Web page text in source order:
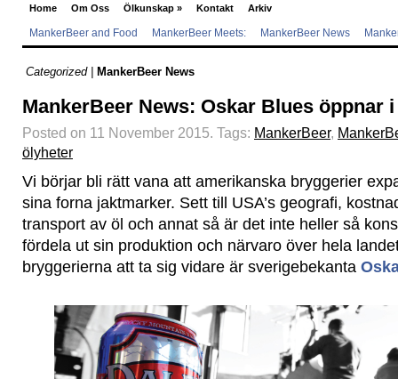
Home Om Oss Ölkunskap » Kontakt Arkiv
MankerBeer and Food MankerBeer Meets: MankerBeer News
Categorized | MankerBeer News
MankerBeer News: Oskar Blues öppnar i
Posted on 11 November 2015. Tags: MankerBeer,
ölyheter
Vi börjar bli rätt vana att amerikanska bryggerier
sina forna jaktmarker. Sett till USA’s geografi,
transport av öl och annat så är det inte heller så
fördela ut sin produktion och närvaro över hela
bryggerierna att ta sig vidare är sverigebekanta